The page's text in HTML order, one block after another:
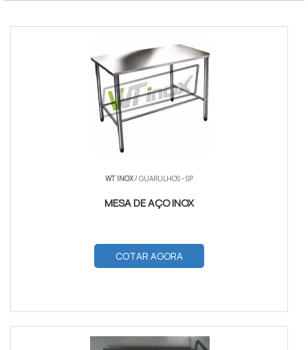
WT INOX/ GUARULHOS - SP
MESA DE AÇO INOX
COTAR AGORA